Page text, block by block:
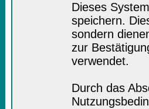
Dieses
speichern.
sondern
zur
verwendet.
Durch das